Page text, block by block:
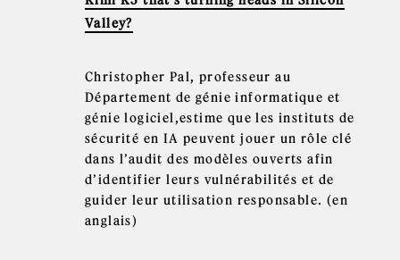
Valley?
Christopher Pal, professeur au
Département de génie informatique et
génie logiciel,estime que les instituts de
sécurité en IA peuvent jouer un rôle clé
dans l’audit des modèles ouverts afin
d’identifier leurs vulnérabilités et de
guider leur utilisation responsable. (en
anglais)